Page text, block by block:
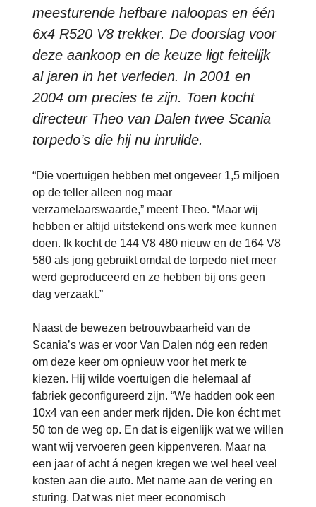
meesturende hefbare naloopas en één
6x4 R520 V8 trekker. De doorslag voor
deze aankoop en de keuze ligt feitelijk
al jaren in het verleden. In 2001 en
2004 om precies te zijn. Toen kocht
directeur Theo van Dalen twee Scania
torpedo’s die hij nu inruilde.
“Die voertuigen hebben met ongeveer 1,5 miljoen
op de teller alleen nog maar
verzamelaarswaarde,” meent Theo. “Maar wij
hebben er altijd uitstekend ons werk mee kunnen
doen. Ik kocht de 144 V8 480 nieuw en de 164 V8
580 als jong gebruikt omdat de torpedo niet meer
werd geproduceerd en ze hebben bij ons geen
dag verzaakt.”
Naast de bewezen betrouwbaarheid van de
Scania’s was er voor Van Dalen nóg een reden
om deze keer om opnieuw voor het merk te
kiezen. Hij wilde voertuigen die helemaal af
fabriek geconfigureerd zijn. “We hadden ook een
10x4 van een ander merk rijden. Die kon écht met
50 ton de weg op. En dat is eigenlijk wat we willen
want wij vervoeren geen kippenveren. Maar na
een jaar of acht á negen kregen we wel heel veel
kosten aan die auto. Met name aan de vering en
sturing. Dat was niet meer economisch